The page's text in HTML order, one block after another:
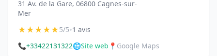
31 Av. de la Gare, 06800 Cagnes-sur-
Mer
★★★★★5/5•1 avis
📞+33422131322🌐Site web 📍 Google Maps